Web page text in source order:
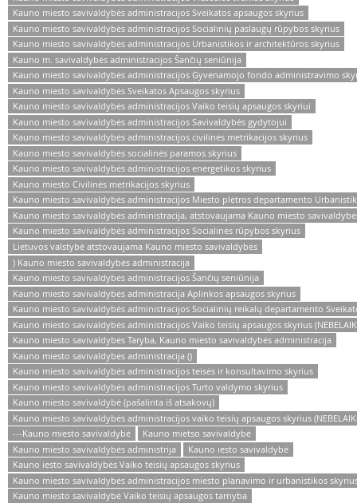
Kauno miesto savivaldybės administracijos Sveikatos apsaugos skyrius
Kauno miesto savivaldybės administracijos Socialinių paslaugų rūpybos skyrius
Kauno miesto savivaldybės administracijos Urbanistikos ir architektūros skyrius
Kauno m. savivaldybės administracijos Šančių seniūnija
Kauno miesto savivaldybės administracijos Gyvenamojo fondo administravimo
Kauno miesto savivaldybės Sveikatos Apsaugos skyrius
Kauno miesto savivaldybės administracijos Vaiko teisių apsaugos skyriui
Kauno miesto savivaldybės administracijos Savivaldybės gydytojui
Kauno miesto savivaldybės administracijos civilinės metrikacijos skyrius
Kauno miesto savivaldybės socialinės paramos skyrius
Kauno miesto savivaldybės administracijos energetikos skyrius
Kauno miesto Civilinės metrikacijos skyrius
Kauno miesto savivaldybės administracijos Miesto plėtros departamento
Kauno miesto savivaldybės administracija, atstovaujama Kauno miesto
Kauno miesto savivaldybės administracijos Socialinės rūpybos skyrius
Lietuvos valstybė atstovaujama Kauno miesto savivaldybės
) Kauno miesto savivaldybės administracija
Kauno miesto savivaldybės administracijos Šančių seniūnija
Kauno miesto savivaldybės administracija Aplinkos apsaugos skyrius
Kauno miesto savivaldybės administracijos Socialinių reikalų departamento
Kauno miesto savivaldybės administracijos Vaiko teisių apsaugos skyrius
Kauno miesto savivaldybės Taryba, Kauno miesto savivaldybės administracija
Kauno miesto savivaldybės administracija ()
Kauno miesto savivaldybės administracijos teisės ir konsultavimo skyrius
Kauno miesto savivaldybės administracijos Turto valdymo skyrius
Kauno miesto savivaldybė (pašalinta iš atsakovų)
Kauno miesto savivaldybės administracijos vaiko teisių apsaugos skyrius
---Kauno miesto savivaldybė
Kauno mietso savivaldybė
Kauno miesto savivaldybės administrija
Kauno iesto savivaldybė
Kauno iesto savivaldybės Vaiko teisių apsaugos skyrius
Kauno miesto savivaldybės administracijos miesto planavimo ir urbanistikos
Kauno miesto savivaldybė Vaiko teisių apsaugos tarnyba